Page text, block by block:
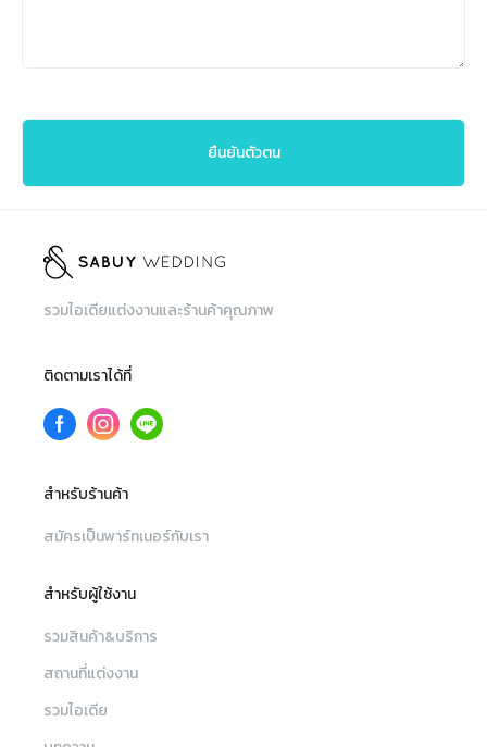
ยืนยันตัวตน
รวมไอเดียแต่งงานและร้านค้าคุณภาพ
ติดตามเราได้ที่
สำหรับร้านค้า
สมัครเป็นพาร์ทเนอร์กับเรา
สำหรับผู้ใช้งาน
รวมสินค้า&บริการ
สถานที่แต่งงาน
รวมไอเดีย